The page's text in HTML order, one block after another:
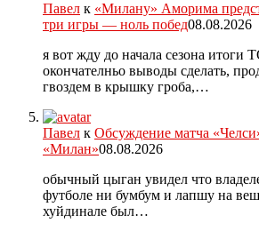
Павел к «Милану» Аморима
три игры — ноль побед08.08.2026
я вот жду до начала сезона итоги
окончателньо выводы сделать,
гвоздем в крышку гроба,…
Павел к Обсуждение матча
«Милан»08.08.2026
обычный цыган увидел что
футболе ни бумбум и лапшу на
хуйдинале был…